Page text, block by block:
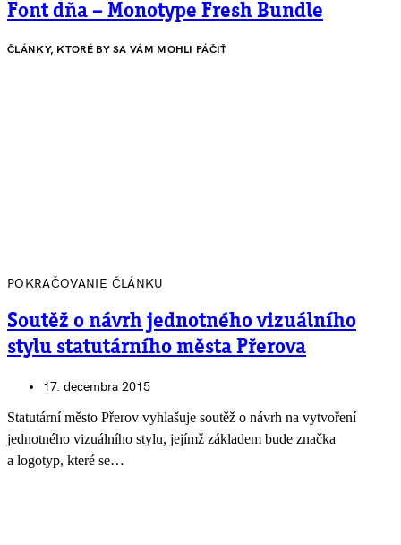
Font dňa – Monotype Fresh Bundle
ČLÁNKY, KTORÉ BY SA VÁM MOHLI PÁČIŤ
POKRAČOVANIE ČLÁNKU
Soutěž o návrh jednotného vizuálního
stylu statutárního města Přerova
17. decembra 2015
Statutární město Přerov vyhlašuje soutěž o návrh na vytvoření
jednotného vizuálního stylu, jejímž základem bude značka
a logotyp, které se…